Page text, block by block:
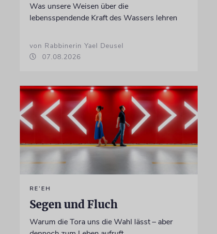
Was unsere Weisen über die
lebensspendende Kraft des Wassers lehren
von Rabbinerin Yael Deusel
07.08.2026
RE’EH
Segen und Fluch
Warum die Tora uns die Wahl lässt – aber